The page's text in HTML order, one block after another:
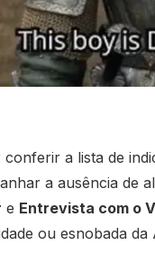
a lista de
a ausência de
e Entrevista com o
ou esnobada da